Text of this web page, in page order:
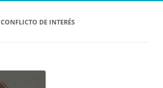
CONFLICTO DE INTERÉS